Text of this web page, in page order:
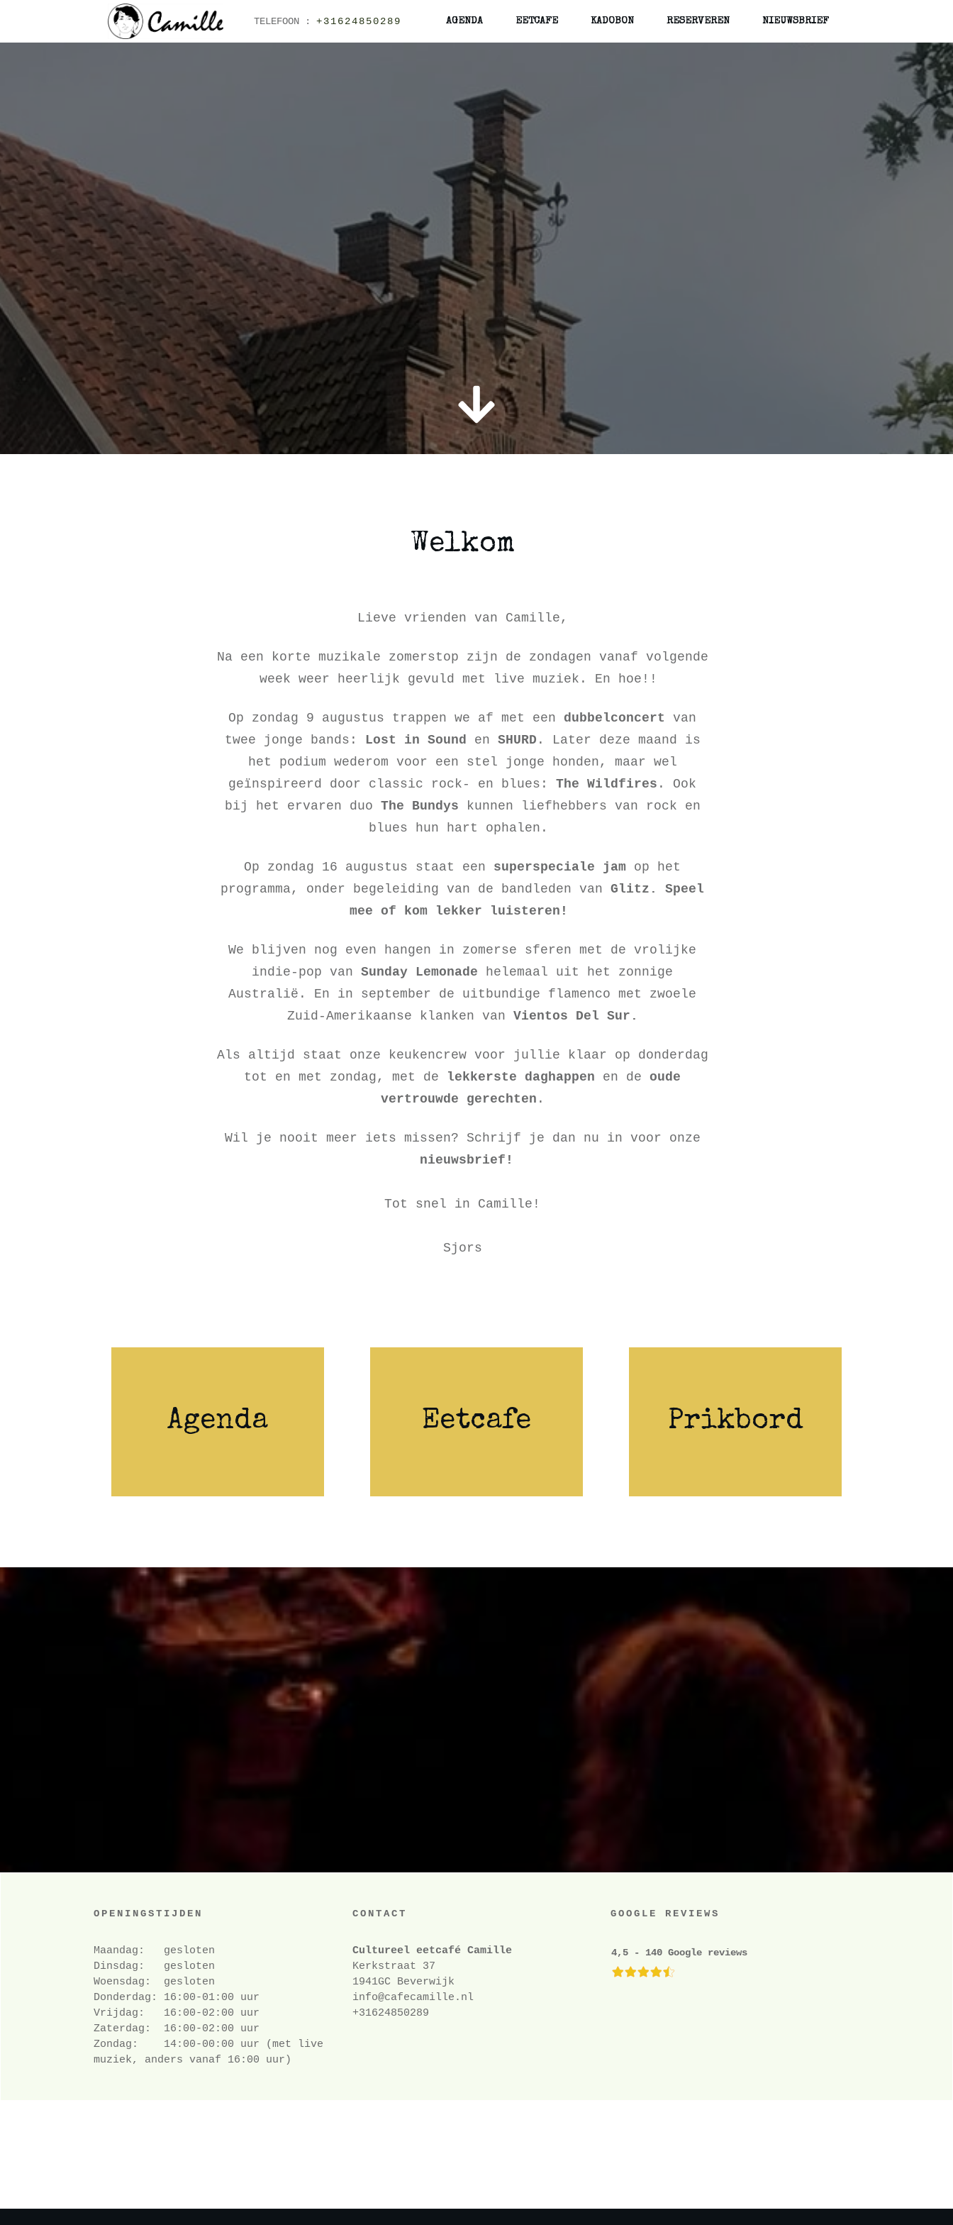
TELEFOON :+31624850289 AGENDA EETCAFE KADOBON RESERVEREN NIEUWSBRIEF
Welkom
Lieve vrienden van Camille,
Na een korte muzikale zomerstop zijn de zondagen vanaf volgende
week weer heerlijk gevuld met live muziek. En hoe!!
Op zondag 9 augustus trappen we af met een dubbelconcert van
twee jonge bands:
Lost in Sound en SHURD . Later deze maand is
het podium wederom voor een stel jonge honden, maar wel
geïnspireerd door classic rock- en blues: The Wildfires . Ook
bij het ervaren duo The Bundys kunnen liefhebbers van rock en
blues hun hart ophalen.
Op zondag 16 augustus staat een superspeciale jam op het
programma, onder begeleiding van de bandleden van Glitz. Speel
mee of kom lekker luisteren!
We blijven nog even hangen in zomerse sferen met de vrolijke
indie-pop van Sunday Lemonade helemaal uit het zonnige
Australië. En in september de uitbundige flamenco met zwoele
Zuid-Amerikaanse klanken van Vientos Del Sur.
Als altijd staat onze keukencrew voor jullie klaar op donderdag
tot en met zondag, met de lekkerste daghappen en de oude
vertrouwde gerechten .
Wil je nooit meer iets missen? Schrijf je dan nu in voor onze
nieuwsbrief !
Tot snel in Camille!
Sjors
Agenda Eetcafe Prikbord
OPENINGSTIJDEN
Maandag: gesloten
Dinsdag: gesloten
Woensdag: gesloten
Donderdag: 16:00-01:00 uur
Vrijdag: 16:00-02:00 uur
Zaterdag: 16:00-02:00 uur
Zondag: 14:00-00:00 uur (met live
muziek, anders vanaf 16:00 uur)
CONTACT
Cultureel eetcafé Camille
Kerkstraat 37
1941GC Beverwijk
info@cafecamille.nl
+31624850289
GOOGLE REVIEWS
4,5 - 140 Google reviews